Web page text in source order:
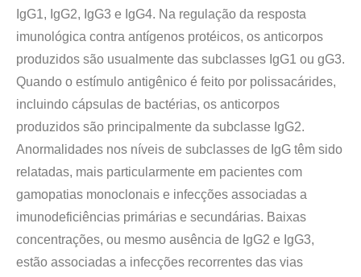
IgG1, IgG2, IgG3 e IgG4. Na regulação da resposta
imunológica contra antígenos protéicos, os anticorpos
produzidos são usualmente das subclasses IgG1 ou gG3.
Quando o estímulo antigênico é feito por polissacárides,
incluindo cápsulas de bactérias, os anticorpos
produzidos são principalmente da subclasse IgG2.
Anormalidades nos níveis de subclasses de IgG têm sido
relatadas, mais particularmente em pacientes com
gamopatias monoclonais e infecções associadas a
imunodeficiências primárias e secundárias. Baixas
concentrações, ou mesmo ausência de IgG2 e IgG3,
estão associadas a infecções recorrentes das vias